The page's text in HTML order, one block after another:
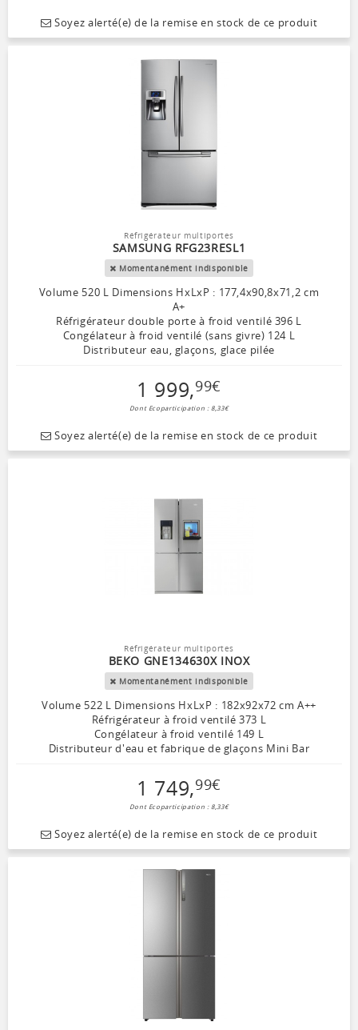
Soyez alerté(e) de la remise en stock de ce produit
Réfrigérateur multiportes
SAMSUNG RFG23RESL1
Momentanément indisponible
Volume 520 L Dimensions HxLxP : 177,4x90,8x71,2 cm
A+
Réfrigérateur double porte à froid ventilé 396 L
Congélateur à froid ventilé (sans givre) 124 L
Distributeur eau, glaçons, glace pilée
1 999,99€
Dont Ecoparticipation : 8,33€
Soyez alerté(e) de la remise en stock de ce produit
Réfrigérateur multiportes
BEKO GNE134630X INOX
Momentanément indisponible
Volume 522 L Dimensions HxLxP : 182x92x72 cm A++
Réfrigérateur à froid ventilé 373 L
Congélateur à froid ventilé 149 L
Distributeur d'eau et fabrique de glaçons Mini Bar
1 749,99€
Dont Ecoparticipation : 8,33€
Soyez alerté(e) de la remise en stock de ce produit